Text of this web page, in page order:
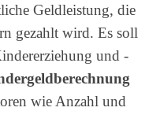
Geldleistung, die
gezahlt wird. Es soll
und -
wie Anzahl und